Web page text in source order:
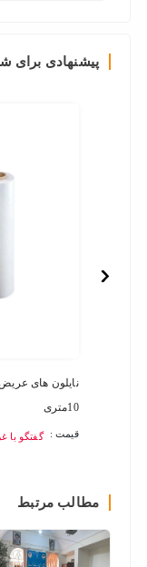
پیشنهادی برای
10متری
قیمت : گفتگو با
مطالب مرتبط